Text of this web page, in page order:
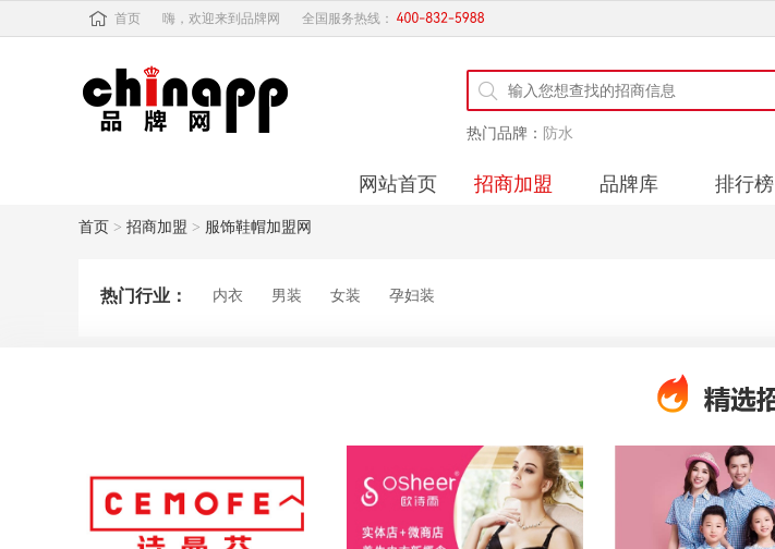
首页 嗨，欢迎来到品牌网 全国服务热线：
热门品牌： 防水
网站首页 招商加盟 品牌库 排行榜
首页 > 招商加盟 > 服饰鞋帽加盟网
热门行业： 内衣 男装 女装 孕妇装